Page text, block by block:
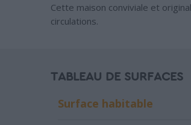
Cette maison conviviale et
circulations.
TABLEAU DE SURFACES
Surface habitable